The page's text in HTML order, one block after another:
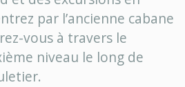
par l’ancienne cabane
vous à travers le
niveau le long de